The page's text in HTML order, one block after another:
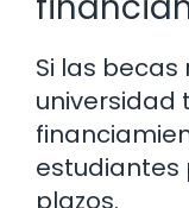
Si las becas
universidad
plazos.